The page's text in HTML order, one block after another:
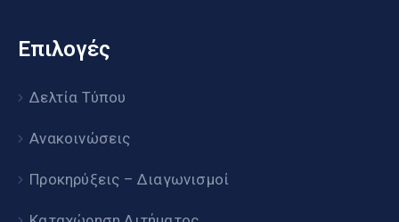
Επιλογές
Δελτία Τύπου
Ανακοινώσεις
Προκηρύξεις – Διαγωνισμοί